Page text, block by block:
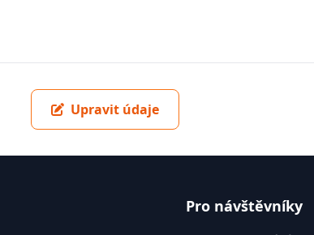
Upravit údaje
Pro návštěvníky